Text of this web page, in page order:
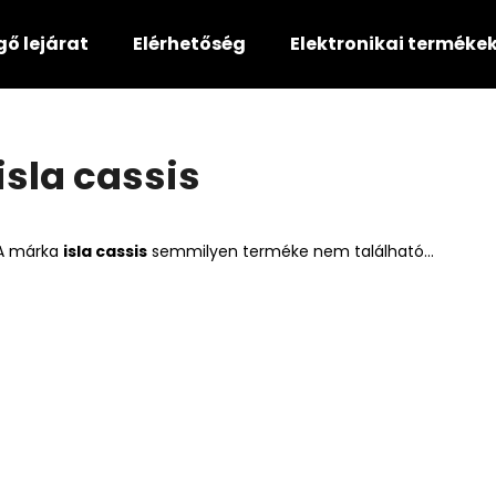
lejárat Elérhetőség Elektronikai
cassis
márka isla cassis semmilyen terméke nem található...